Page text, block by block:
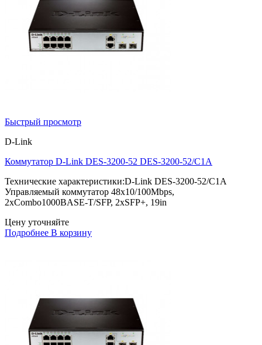
Быстрый просмотр
D-Link
Коммутатор D-Link DES-3200-52 DES-3200-52/C1A
Технические характеристики:D-Link DES-3200-52/C1A
Управляемый коммутатор 48x10/100Mbps,
2xCombo1000BASE-T/SFP, 2xSFP+, 19in
Цену уточняйте
Подробнее В корзину